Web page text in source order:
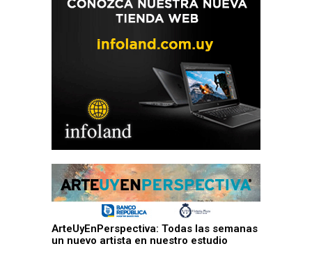
ArteUyEnPerspectiva: Todas las semanas
un nuevo artista en nuestro estudio